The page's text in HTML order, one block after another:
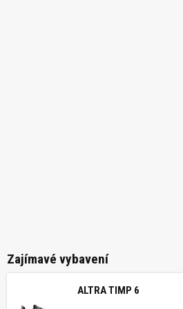
Zajímavé vybavení
ALTRA TIMP 6